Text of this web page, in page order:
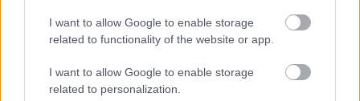
I want to allow Google to enable storage
related to functionality of the website or app.
I want to allow Google to enable storage
related to personalization.
A klímaváltozás egyre nagyobb hatással van
az egynyári és balkon növényekre is, így a
termelőknek a megváltozott éghajlati
viszonyokra tekintettel kell összeállítaniuk a